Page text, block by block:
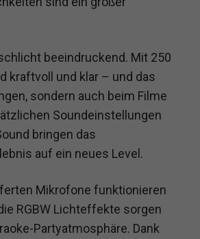
beeindruckend. Mit 250
kraftvoll und klar – und das
sondern auch beim Filme
Soundeinstellungen
bringen das
auf ein neues Level.
Mikrofone funktionieren
RGBW Lichteffekte sorgen
Partyatmosphäre. Dank